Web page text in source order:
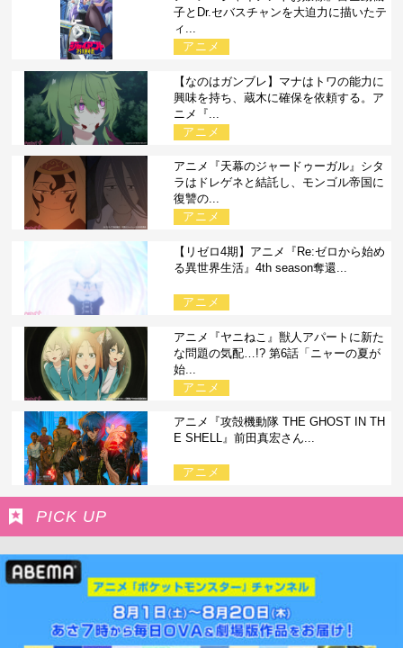
子とDr.セバスチャンを大迫力に描いたテ
ィ...
アニメ
【なのはガンブレ】マナはトワの能力に
興味を持ち、蔵木に確保を依頼する。ア
ニメ『...
アニメ
アニメ『天幕のジャードゥーガル』シタ
ラはドレゲネと結託し、モンゴル帝国に
復讐の...
アニメ
【リゼロ4期】アニメ『Re:ゼロから始め
る異世界生活』4th season奪還...
アニメ
アニメ『ヤニねこ』獣人アパートに新た
な問題の気配…!? 第6話「ニャーの夏が
始...
アニメ
アニメ『攻殻機動隊 THE GHOST IN TH
E SHELL』前田真宏さん...
アニメ
PICK UP